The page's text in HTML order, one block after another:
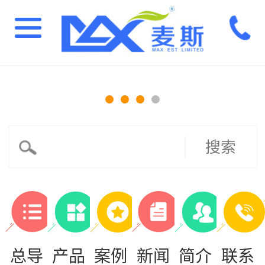
搜索
总导 产品 案例 新闻 简介 联系